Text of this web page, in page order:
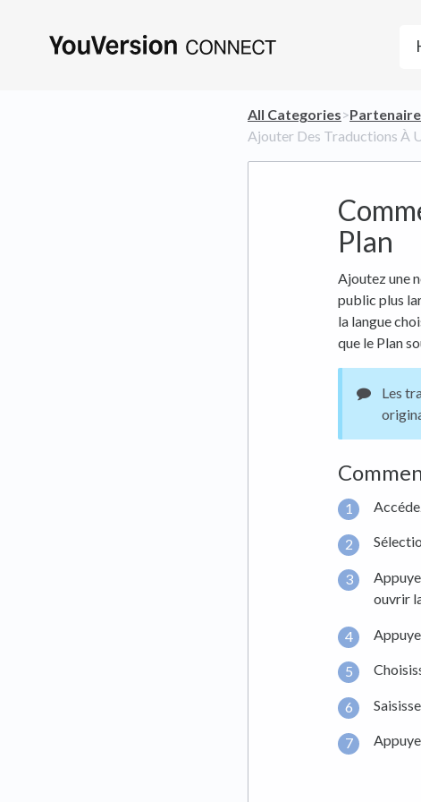
All Categories​>​
Ajouter Des Traductions À
Plan
Ajoutez une
public plus
la langue
que le Plan
Les
ouvrir